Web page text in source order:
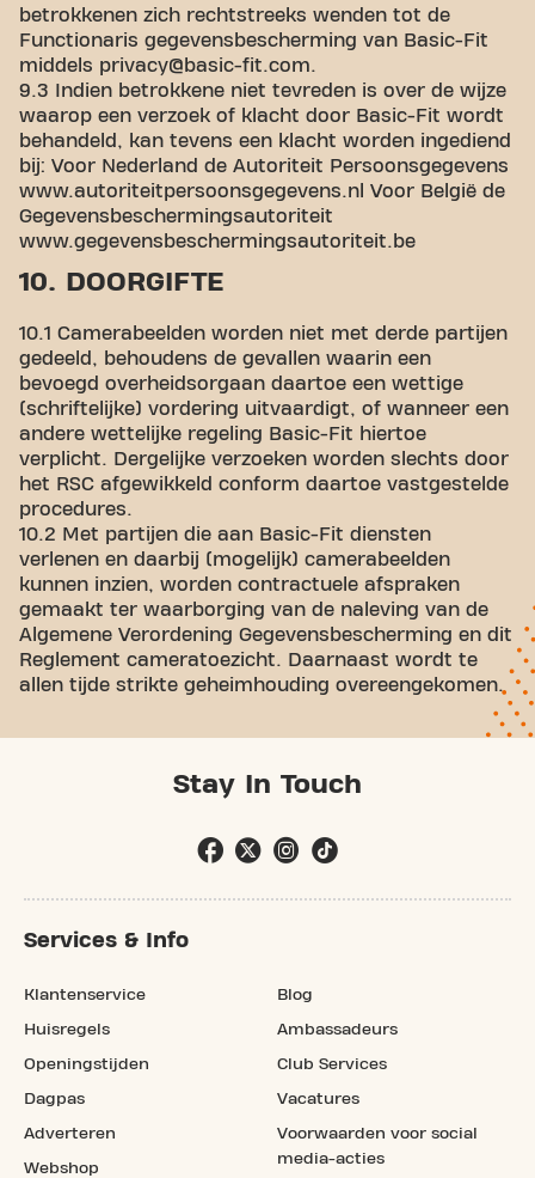
betrokkenen zich rechtstreeks wenden tot de
Functionaris gegevensbescherming van Basic-Fit
middels privacy@basic-fit.com.
9.3 Indien betrokkene niet tevreden is over de wijze
waarop een verzoek of klacht door Basic-Fit wordt
behandeld, kan tevens een klacht worden ingediend
bij: Voor Nederland de Autoriteit Persoonsgegevens
www.autoriteitpersoonsgegevens.nl Voor België de
Gegevensbeschermingsautoriteit
www.gegevensbeschermingsautoriteit.be
10. DOORGIFTE
10.1 Camerabeelden worden niet met derde partijen
gedeeld, behoudens de gevallen waarin een
bevoegd overheidsorgaan daartoe een wettige
(schriftelijke) vordering uitvaardigt, of wanneer een
andere wettelijke regeling Basic-Fit hiertoe
verplicht. Dergelijke verzoeken worden slechts door
het RSC afgewikkeld conform daartoe vastgestelde
procedures.
10.2 Met partijen die aan Basic-Fit diensten
verlenen en daarbij (mogelijk) camerabeelden
kunnen inzien, worden contractuele afspraken
gemaakt ter waarborging van de naleving van de
Algemene Verordening Gegevensbescherming en dit
Reglement cameratoezicht. Daarnaast wordt te
allen tijde strikte geheimhouding overeengekomen.
Stay In Touch
Services & Info
Klantenservice
Huisregels
Openingstijden
Dagpas
Adverteren
Webshop
Blog
Ambassadeurs
Club Services
Vacatures
Voorwaarden voor social
media-acties